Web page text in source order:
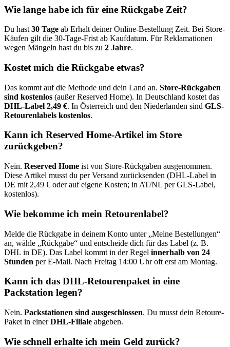
Wie lange habe ich für eine Rückgabe Zeit?
Du hast 30 Tage ab Erhalt deiner Online-Bestellung Zeit. Bei Store-
Käufen gilt die 30-Tage-Frist ab Kaufdatum. Für Reklamationen
wegen Mängeln hast du bis zu 2 Jahre.
Kostet mich die Rückgabe etwas?
Das kommt auf die Methode und dein Land an. Store-Rückgaben
sind kostenlos (außer Reserved Home). In Deutschland kostet das
DHL-Label 2,49 €. In Österreich und den Niederlanden sind GLS-
Retourenlabels kostenlos.
Kann ich Reserved Home-Artikel im Store
zurückgeben?
Nein. Reserved Home ist von Store-Rückgaben ausgenommen.
Diese Artikel musst du per Versand zurücksenden (DHL-Label in
DE mit 2,49 € oder auf eigene Kosten; in AT/NL per GLS-Label,
kostenlos).
Wie bekomme ich mein Retourenlabel?
Melde die Rückgabe in deinem Konto unter „Meine Bestellungen“
an, wähle „Rückgabe“ und entscheide dich für das Label (z. B.
DHL in DE). Das Label kommt in der Regel innerhalb von 24
Stunden per E-Mail. Nach Freitag 14:00 Uhr oft erst am Montag.
Kann ich das DHL-Retourenpaket in eine
Packstation legen?
Nein. Packstationen sind ausgeschlossen. Du musst dein Retoure-
Paket in einerDHL-Filiale abgeben.
Wie schnell erhalte ich mein Geld zurück?